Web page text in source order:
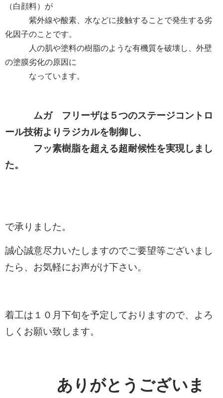
（白顔料）が
紫外線や酸素、水などに接触することで発生する劣
化因子のことです。
人の肌や塗料の樹脂のような有機質を破壊し、外壁
の塗膜劣化の原因に
なっています。
ムガ フリーザは５つのステージコントロ
ール技術よりラジカルを制御し、
フッ素樹脂を超える超耐候性を実現しまし
た。
で承りました。
誠心誠意尽力いたしますのでご要望等ございまし
たら、お気軽にお声がけ下さい。
着工は１０月下旬を予定しておりますので、 よろ
しくお願い致します。
ありがとうございま